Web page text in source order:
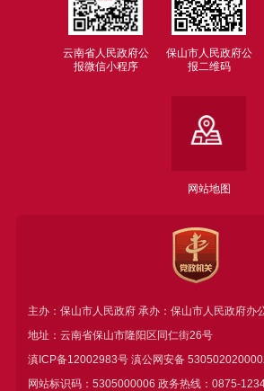
云南省人民政府公
报微信小程序
保山市人民政府公
报二维码
网站地图
主办：保山市人民政府 承办：保山市人民政府办
地址：云南省保山市隆阳区同仁街26号
滇ICP备12002983号滇公网安备
网站标识码：5305000006 政务热线：0875-